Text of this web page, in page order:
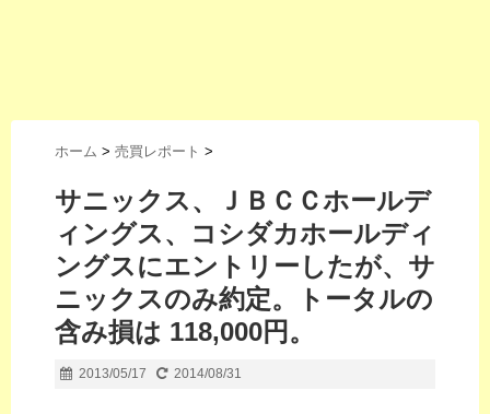
ホーム > 売買レポート >
サニックス、ＪＢＣＣホールデ
ィングス、コシダカホールディ
ングスにエントリーしたが、サ
ニックスのみ約定。トータルの
含み損は 118,000円。
2013/05/17 2014/08/31